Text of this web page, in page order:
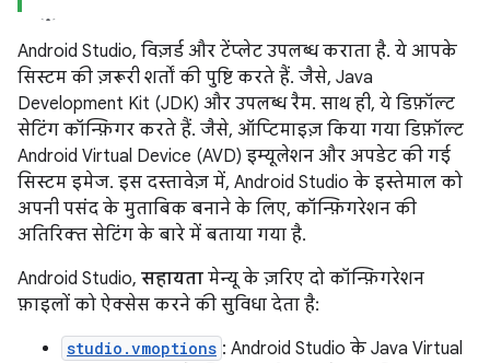
Android Studio, विज़र्ड और टेंप्लेट उपलब्ध कराता है. ये आपके
सिस्टम की ज़रूरी शर्तों की पुष्टि करते हैं. जैसे, Java
Development Kit (JDK) और उपलब्ध रैम. साथ ही, ये डिफ़ॉल्ट
सेटिंग कॉन्फ़िगर करते हैं. जैसे, ऑप्टिमाइज़ किया गया डिफ़ॉल्ट
Android Virtual Device (AVD) इम्यूलेशन और अपडेट की गई
सिस्टम इमेज. इस दस्तावेज़ में, Android Studio के इस्तेमाल को
अपनी पसंद के मुताबिक बनाने के लिए, कॉन्फ़िगरेशन की
अतिरिक्त सेटिंग के बारे में बताया गया है.
Android Studio, सहायता मेन्यू के ज़रिए दो कॉन्फ़िगरेशन
फ़ाइलों को ऐक्सेस करने की सुविधा देता है:
studio.vmoptions : Android Studio के Java Virtual